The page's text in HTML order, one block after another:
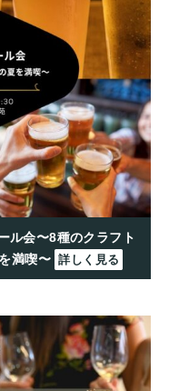
ル会〜8種のクラフト
満喫〜 詳しく見る